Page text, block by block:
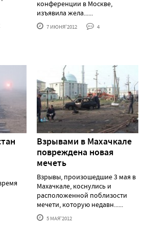
конференции в Москве,
изъявила жела......
7 ИЮНЯ'2012 4
Взрывами в Махачкале
повреждена новая
мечеть
Взрывы, произошедшие 3 мая в
Махачкале, коснулись и
расположенной поблизости
мечети, которую недавн......
5 МАЯ'2012